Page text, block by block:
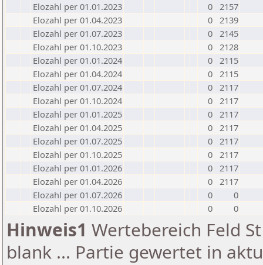
Elozahl per 01.01.2023
0 2157
Elozahl per 01.04.2023
0 2139
Elozahl per 01.07.2023
0 2145
Elozahl per 01.10.2023
0 2128
Elozahl per 01.01.2024
0 2115
Elozahl per 01.04.2024
0 2115
Elozahl per 01.07.2024
0 2117
Elozahl per 01.10.2024
0 2117
Elozahl per 01.01.2025
0 2117
Elozahl per 01.04.2025
0 2117
Elozahl per 01.07.2025
0 2117
Elozahl per 01.10.2025
0 2117
Elozahl per 01.01.2026
0 2117
Elozahl per 01.04.2026
0 2117
Elozahl per 01.07.2026
0
0
Elozahl per 01.10.2026
0 0
Hinweis1 Wertebereich Feld
blank ... Partie gewertet in